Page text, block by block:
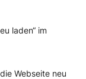
Webseite neu